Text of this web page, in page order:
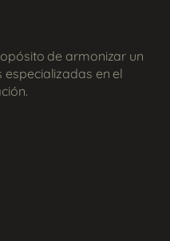
de armonizar un
en el